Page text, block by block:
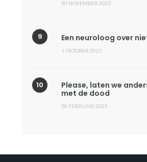
30 NOVEMBER 2025
Een neuroloog over
1 OKTOBER 2025
Please, laten we
met de dood
28 FEBRUARI 2025